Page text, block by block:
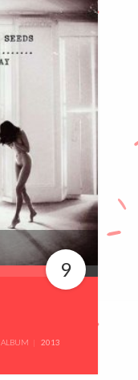
9
ALBUM 2013